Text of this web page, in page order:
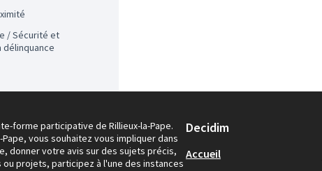
forme participative de Rillieux-la-Pape.
Pape, vous souhaitez vous impliquer dans
donner votre avis sur des sujets précis,
projets, participez à l'une des instances
Decidim
Accueil